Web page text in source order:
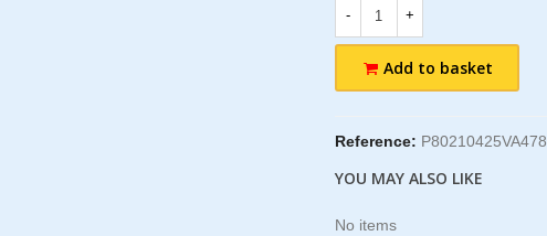
- +
Add to basket
Reference: P80210425VA478
YOU MAY ALSO LIKE
No items